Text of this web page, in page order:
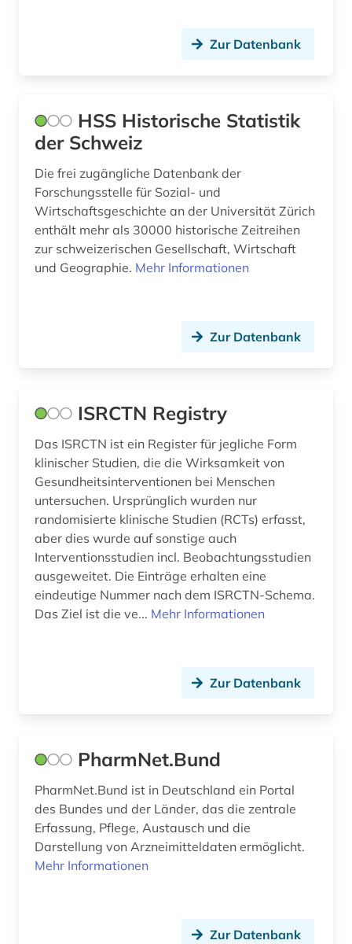
behinderung (2)
behörde (1)
behörden (1)
bekleidung (1)
belgien (8)
benchmarking (1)
bergbau (3)
bergbaustatistik (2)
bergen (2)
bericht (1)
berichterstattung (1)
berlin (7)
berliner mauer (1)
beruf (1)
berufsschule (1)
berufung professur (2)
besatzung (2)
beschwerde (1)
Zur Datenbank
HSS Historische Statistik
der Schweiz
Die frei zugängliche Datenbank der
Forschungsstelle für Sozial- und
Wirtschaftsgeschichte an der Universität Zürich
enthält mehr als 30000 historische Zeitreihen
zur schweizerischen Gesellschaft, Wirtschaft
und Geographie. Mehr Informationen
Zur Datenbank
ISRCTN Registry
Das ISRCTN ist ein Register für jegliche Form
klinischer Studien, die die Wirksamkeit von
Gesundheitsinterventionen bei Menschen
untersuchen. Ursprünglich wurden nur
randomisierte klinische Studien (RCTs) erfasst,
aber dies wurde auf sonstige auch
Interventionsstudien incl. Beobachtungsstudien
ausgeweitet. Die Einträge erhalten eine
eindeutige Nummer nach dem ISRCTN-Schema.
Das Ziel ist die ve... Mehr Informationen
Zur Datenbank
PharmNet.Bund
PharmNet.Bund ist in Deutschland ein Portal
des Bundes und der Länder, das die zentrale
Erfassung, Pflege, Austausch und die
Darstellung von Arzneimitteldaten ermöglicht.
Mehr Informationen
Zur Datenbank